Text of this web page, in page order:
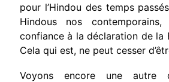
pour l’Hindou des temps
Hindous nos
confiance à la déclaration de la
Cela qui est, ne peut cesser
Voyons encore une autre